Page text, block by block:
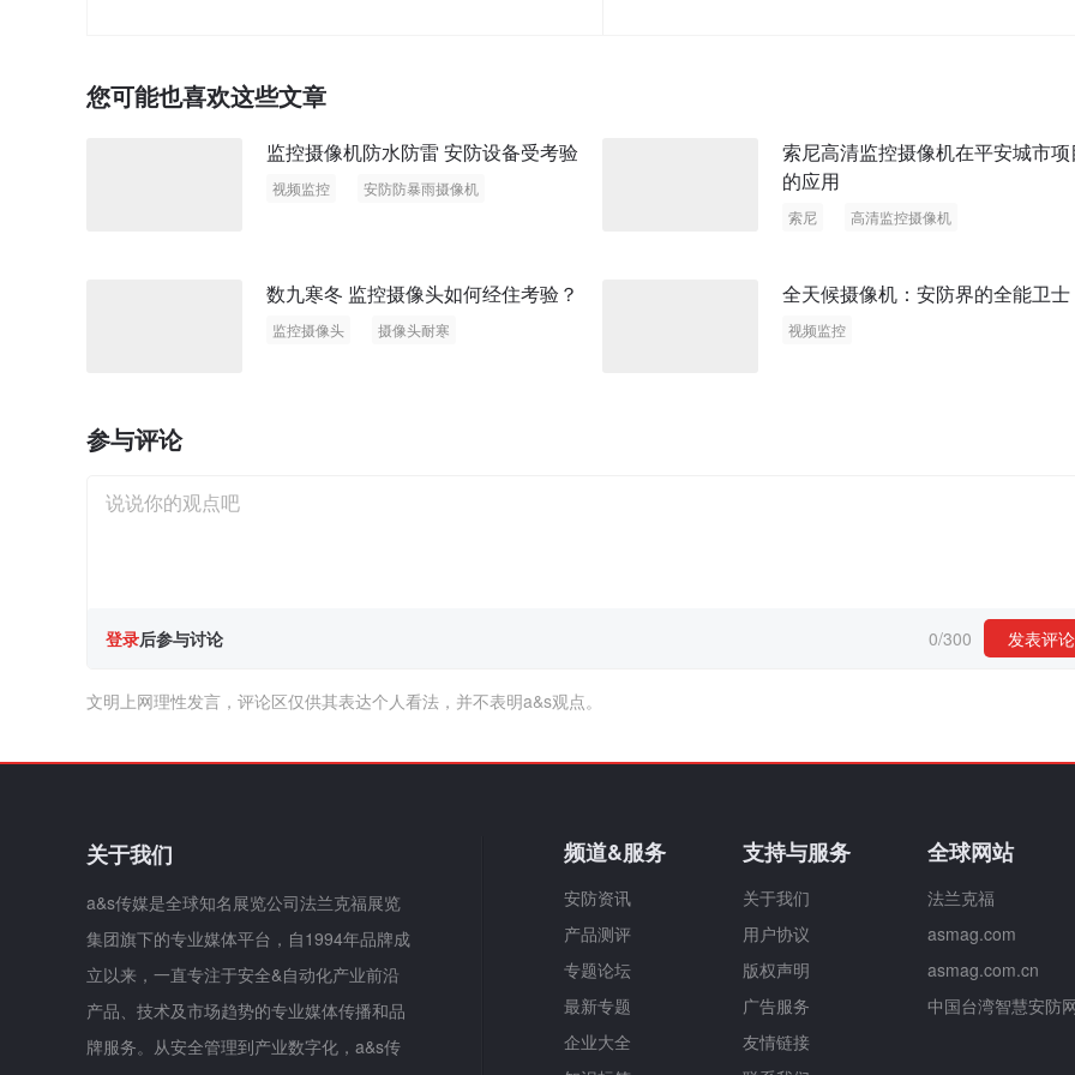
您可能也喜欢这些文章
监控摄像机防水防雷 安防设备受考验
视频监控 安防防暴雨摄像机
索尼高清监控摄像机在平安城市项
的应用
索尼 高清监控摄像机
数九寒冬 监控摄像头如何经住考验？
监控摄像头 摄像头耐寒
全天候摄像机：安防界的全能卫士
视频监控
参与评论
登录后参与讨论 0/300 发表评论
文明上网理性发言，评论区仅供其表达个人看法，并不表明a&s观点。
关于我们
a&s传媒是全球知名展览公司法兰克福展览
集团旗下的专业媒体平台，自1994年品牌成
立以来，一直专注于安全&自动化产业前沿
产品、技术及市场趋势的专业媒体传播和品
牌服务。从安全管理到产业数字化，a&s传
频道&服务
安防资讯
产品测评
专题论坛
最新专题
企业大全
支持与服务
关于我们
用户协议
版权声明
广告服务
友情链接
全球网站
法兰克福
asmag.com
asmag.com.cn
中国台湾智慧安防